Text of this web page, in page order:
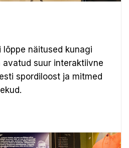
lõppe näitused kunagi
avatud suur interaktiivne
spordiloost ja mitmed